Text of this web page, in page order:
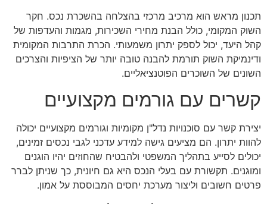
תכנון מראש הוא מרכיב מרכזי בהצלחה בהשכרת נכס. חקר
השוק המקומי, כולל הבנת מחירי השכירות, מגמות והעדפות של
קהל היעד, יכול לספק יתרון משמעותי. הכרת התרבות המקומית
ודינמיקת השוק תורמת להבנה טובה יותר של הציפיות והצרכים
השונים של השוכרים הפוטנציאליים.
קשרים עם גורמים מקצועיים
יצירת קשר עם סוכנויות נדל"ן מקומיות וגורמים מקצועיים יכולה
להוות יתרון. הם מציעים גישה למידע עדכני לגבי נכסים זמינים,
יכולים לסייע בתהליך המשפטי ולהבטיח שהחוזים יהיו הוגנים
ומוגנים. תקשורת עם בעלי הנכס היא גם חיונית, כך שניתן לברר
פרטים חשובים וליצור מערכת יחסים המבוססת על אמון.